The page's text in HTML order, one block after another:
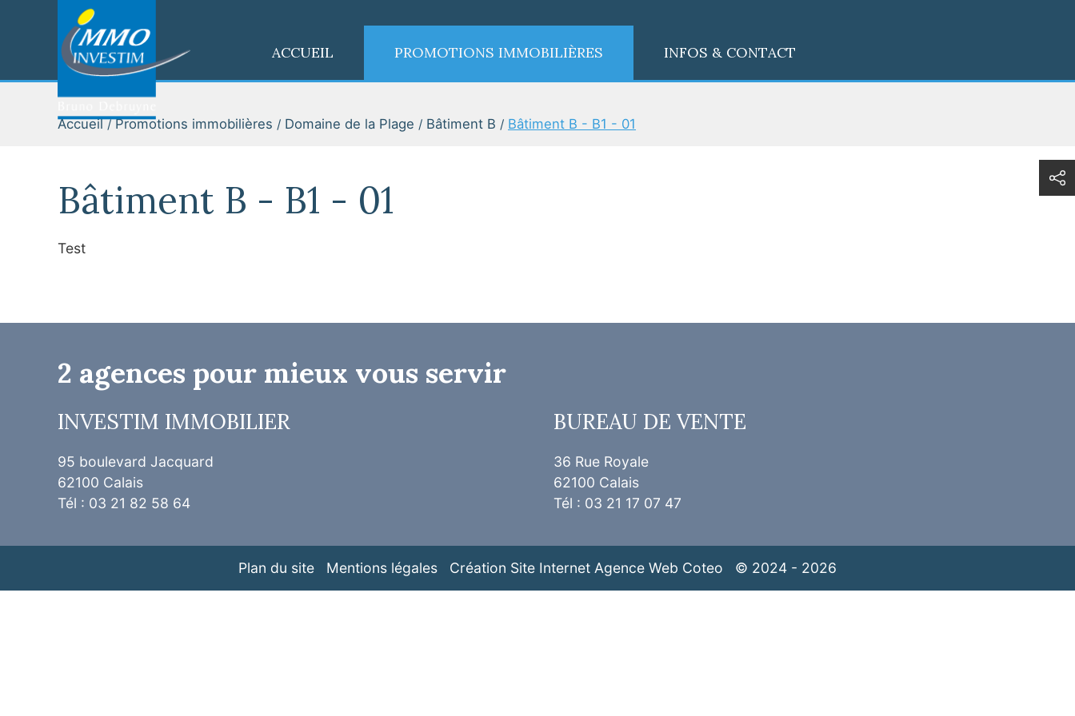
ACCUEIL PROMOTIONS IMMOBILIÈRES INFOS & CONTACT
Accueil Promotions immobilières Domaine de la Plage Bâtiment B Bâtiment B - B1 - 01
Bâtiment B - B1 - 01
Test
2 agences pour mieux vous servir
INVESTIM IMMOBILIER
95 boulevard Jacquard
62100 Calais
Tél : 03 21 82 58 64
BUREAU DE VENTE
36 Rue Royale
62100 Calais
Tél : 03 21 17 07 47
Plan du site Mentions légales Création Site Internet Agence Web Coteo © 2024 - 2026